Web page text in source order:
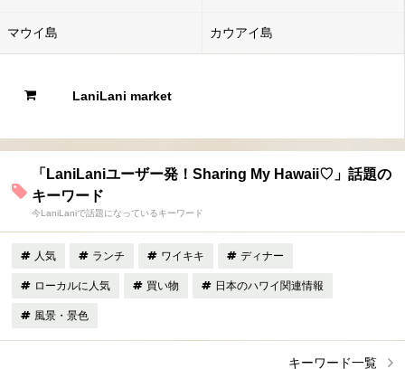
マウイ島 カウアイ島
LaniLani market
「LaniLaniユーザー発！Sharing My Hawaii♡」話題の
キーワード
今LaniLaniで話題になっているキーワード
人気 ランチ ワイキキ ディナー
ローカルに人気 買い物 日本のハワイ関連情報
風景・景色
キーワード一覧